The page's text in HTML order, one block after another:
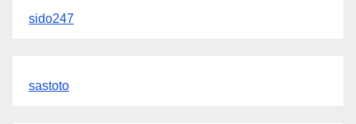
sido247
sastoto